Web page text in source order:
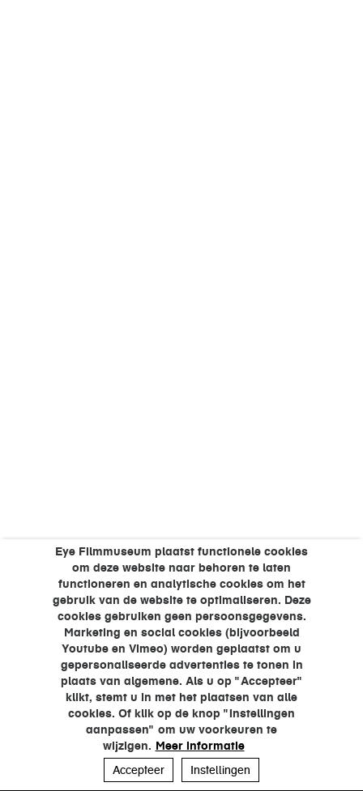
Eye Filmmuseum plaatst functionele cookies
om deze website naar behoren te laten
functioneren en analytische cookies om het
gebruik van de website te optimaliseren. Deze
cookies gebruiken geen persoonsgegevens.
Marketing en social cookies (bijvoorbeeld
Youtube en Vimeo) worden geplaatst om u
gepersonaliseerde advertenties te tonen in
plaats van algemene. Als u op "Accepteer"
klikt, stemt u in met het plaatsen van alle
cookies. Of klik op de knop "Instellingen
aanpassen" om uw voorkeuren te
wijzigen. Meer informatie
Accepteer
Instellingen